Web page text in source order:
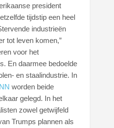
president
tijdstip een heel
industrieën
tot leven komen,”
voor het
En daarmee bedoelde
en staalindustrie. In
worden beide
gelegd. In het
zowel getwijfeld
Trumps plannen als